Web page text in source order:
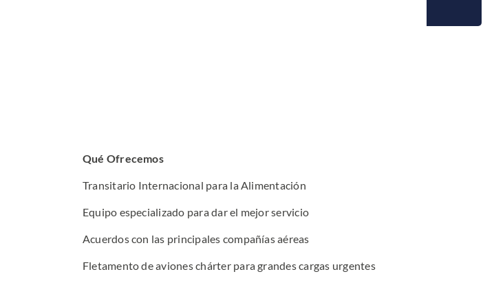
Qué Ofrecemos
Transitario Internacional para la Alimentación
Equipo especializado para dar el mejor servicio
Acuerdos con las principales compañías aéreas
Fletamento de aviones chárter para grandes cargas urgentes